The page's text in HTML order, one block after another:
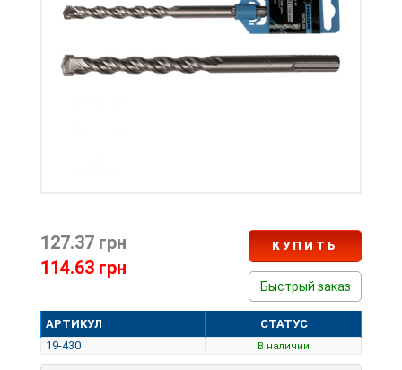
127.37 грн
114.63 грн
Быстрый заказ
КУПИТЬ
АРТИКУЛ
СТАТУС
19-430
В наличии